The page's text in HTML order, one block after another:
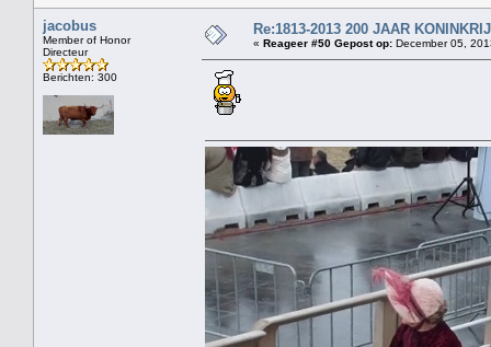
jacobus
Member of Honor
Directeur
Berichten: 300
Re:1813-2013 200 JAAR
« Reageer #50 Gepost op: December 05,